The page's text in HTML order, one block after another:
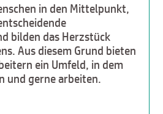
in den Mittelpunkt,
bilden das Herzstück
Aus diesem Grund bieten
ein Umfeld, in dem
und gerne arbeiten.